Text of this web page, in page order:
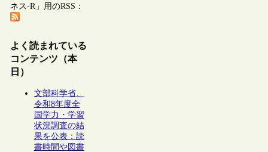
ネス-R」用のRSS：
よく読まれている
コンテンツ（本
日）
文部科学省、
令和8年度全
国学力・学習
状況調査の結
果を公表：読
書時間や図書